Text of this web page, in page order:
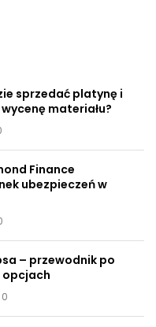
sprzedać platynę i
materiału?
Finance
ubezpieczeń w
– przewodnik po
opcjach
0